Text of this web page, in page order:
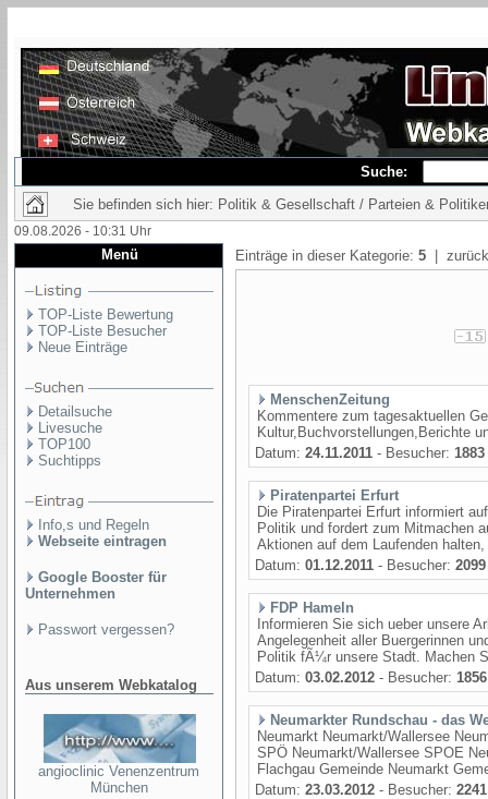
Suche:
Sie befinden sich hier: Politik & Gesellschaft / Parteien &
09.08.2026 - 10:31 Uhr
Menü
TOP-Liste Bewertung
TOP-Liste Besucher
Neue Einträge
Detailsuche
Livesuche
TOP100
Suchtipps
Info,s und Regeln
Webseite eintragen
Google Booster für
Unternehmen
Passwort vergessen?
Aus unserem Webkatalog
angioclinic Venenzentrum
München
Einträge in dieser Kategorie: 5 |
MenschenZeitung
Kommentere zum tagesaktuellen
Kultur,Buchvorstellungen,Berichte
Datum: 24.11.2011 - Besucher: 1883
Piratenpartei Erfurt
Die Piratenpartei Erfurt informiert
Politik und fordert zum Mitmachen
Aktionen auf dem Laufenden
Datum: 01.12.2011 - Besucher: 2099
FDP Hameln
Informieren Sie sich ueber unsere
Angelegenheit aller Buergerinnen
Politik fÃ¼r unsere Stadt. Machen
Datum: 03.02.2012 - Besucher: 1856
Neumarkter Rundschau - das
Neumarkt Neumarkt/Wallersee
SPÖ Neumarkt/Wallersee SPOE
Flachgau Gemeinde Neumarkt
Datum: 23.03.2012 - Besucher: 2241